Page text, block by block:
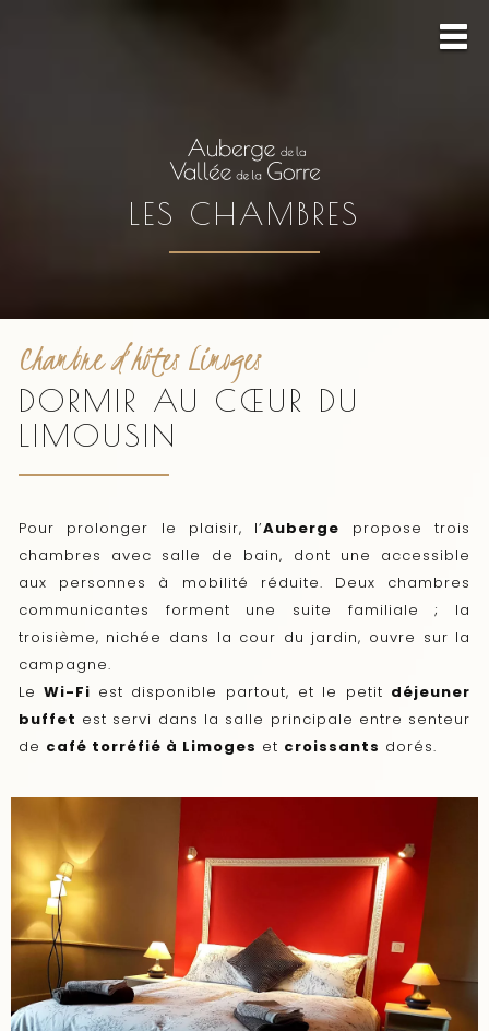
LES CHAMBRES
Chambre d’hôtes Limoges
DORMIR AU CŒUR DU
LIMOUSIN
Pour prolonger le plaisir, l’Auberge propose trois
chambres avec salle de bain, dont une accessible
aux personnes à mobilité réduite. Deux chambres
communicantes forment une suite familiale ; la
troisième, nichée dans la cour du jardin, ouvre sur la
campagne.
LeWi-Fi est disponible partout, et le petit déjeuner
buffet est servi dans la salle principale entre senteur
de café torréfié à Limoges et croissants dorés.